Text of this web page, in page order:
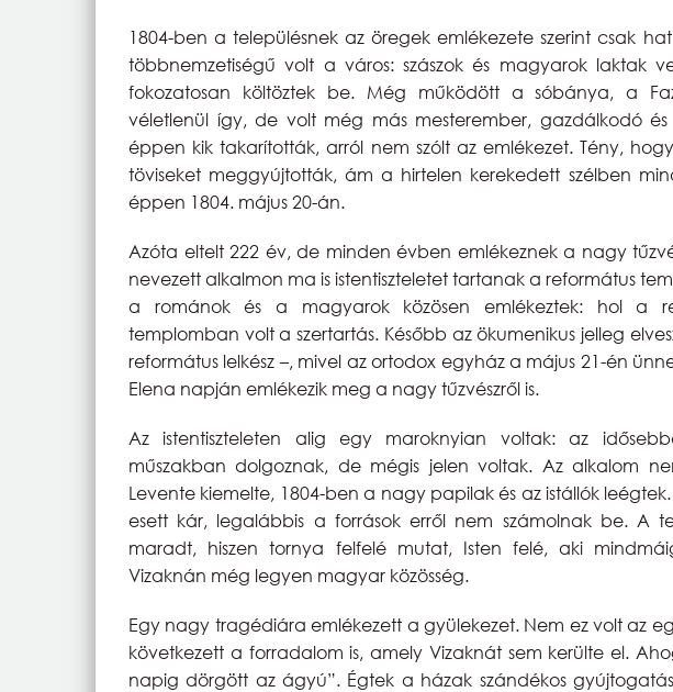
1804-ben a településnek az öregek emlékezete szerint csak
többnemzetiségű volt a város: szászok és magyarok laktak
fokozatosan költöztek be. Még működött a sóbánya, a
véletlenül így, de volt még más mesterember, gazdálkodó
éppen kik takarították, arról nem szólt az emlékezet. Tény,
töviseket meggyújtották, ám a hirtelen kerekedett szélben
éppen 1804. május 20-án.
Azóta eltelt 222 év, de minden évben emlékeznek a nagy
nevezett alkalmon ma is istentiszteletet tartanak a református
a románok és a magyarok közösen emlékeztek: hol a
templomban volt a szertartás. Később az ökumenikus jelleg
református lelkész –, mivel az ortodox egyház a május 21-én
Elena napján emlékezik meg a nagy tűzvészről is.
Az istentiszteleten alig egy maroknyian voltak: az
műszakban dolgoznak, de mégis jelen voltak. Az alkalom
Levente kiemelte, 1804-ben a nagy papilak és az istállók
esett kár, legalábbis a források erről nem számolnak be. A
maradt, hiszen tornya felfelé mutat, Isten felé, aki
Vizaknán még legyen magyar közösség.
Egy nagy tragédiára emlékezett a gyülekezet. Nem ez volt az
következett a forradalom is, amely Vizaknát sem kerülte el.
napig dörgött az ágyú”. Égtek a házak szándékos